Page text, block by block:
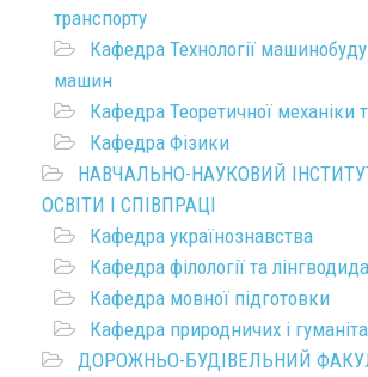
транспорту
Кафедра Технології
машин
Кафедра Теоретичної механіки
Кафедра Фізики
НАВЧАЛЬНО-НАУКОВИЙ
ОСВІТИ І СПІВПРАЦІ
Кафедра українознавства
Кафедра філології та
Кафедра мовної підготовки
Кафедра природничих і
ДОРОЖНЬО-БУДІВЕЛЬНИЙ